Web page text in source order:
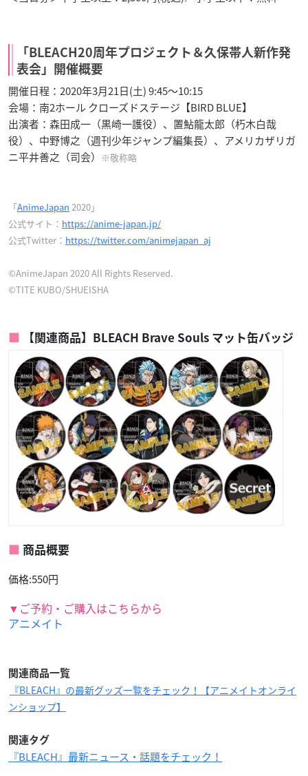
「BLEACH20周年プロジェクト＆久保帯人新作発
表会」開催概要
開催日程：2020年3月21日(土) 9:45〜10:15
会場：南2ホール クローズドステージ【BIRD BLUE】
出演者：森田成一（黒崎一護役）、置鮎龍太郎（朽木白哉
役）、中野博之（週刊少年ジャンプ編集長）、アメリカザリガ
ニ平井善之（司会）
※敬称略
「AnimeJapan 2020」
公式サイト： https://anime-japan.jp/
公式Twitter： https://twitter.com/animejapan_aj
©AnimeJapan 2020 All Rights Reserved.
©TITE KUBO/SHUEISHA
【関連商品】BLEACH Brave Souls マット缶バッジ
商品概要
価格:550円
▼ご予約・ご購入はこちらから
アニメイト
関連商品一覧
『BLEACH』の最新グッズ一覧をチェック！【アニメイトオンライ
ンショップ】
関連タグ
『BLEACH』最新ニュース・話題をチェック！